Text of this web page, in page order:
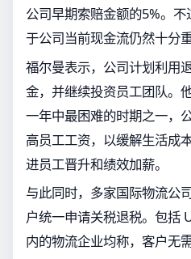
公司早期索赔金额的5%。
于公司当前现金流仍然十分重
福尔曼表示，公司计划利用
金，并继续投资员工团队。
一年中最困难的时期之一，
高员工工资，以缓解生活成
进员工晋升和绩效加薪。
与此同时，多家国际物流公
户统一申请关税退税。包括
内的物流企业均称，客户无